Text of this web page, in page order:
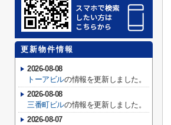
更新物件情報
2026-08-08
トーアビルの情報を更新しました。
2026-08-08
三番町ビルの情報を更新しました。
2026-08-07